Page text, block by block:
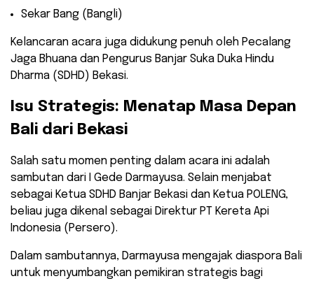
​Sekar Bang (Bangli)
​Kelancaran acara juga didukung penuh oleh Pecalang
Jaga Bhuana dan Pengurus Banjar Suka Duka Hindu
Dharma (SDHD) Bekasi.
​Isu Strategis: Menatap Masa Depan
Bali dari Bekasi
​Salah satu momen penting dalam acara ini adalah
sambutan dari I Gede Darmayusa. Selain menjabat
sebagai Ketua SDHD Banjar Bekasi dan Ketua POLENG,
beliau juga dikenal sebagai Direktur PT Kereta Api
Indonesia (Persero).
​Dalam sambutannya, Darmayusa mengajak diaspora Bali
untuk menyumbangkan pemikiran strategis bagi